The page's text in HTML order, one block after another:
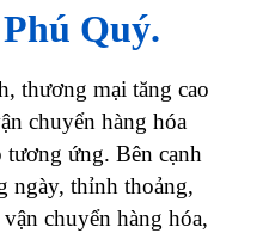
Quý.
thương mại tăng cao
chuyển hàng hóa
ứng. Bên cạnh
ngày, thỉnh thoảng,
chuyển hàng hóa,